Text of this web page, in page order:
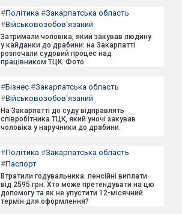
#Політика #Закарпатська область
#Військовозобов'язаний
Затримали чоловіка, який закував людину
у кайданки до драбини: на Закарпатті
розпочали судовий процес над
працівником ТЦК. Фото.
#Бізнес #Закарпатська область
#Військовозобов'язаний
На Закарпатті до суду відправлять
співробітника ТЦК, який уночі закував
чоловіка у наручники до драбини.
#Політика #Закарпатська область
#Паспорт
Втратили годувальника: пенсійні виплати
від 2595 грн. Хто може претендувати на цю
допомогу та як не упустити 12-місячний
термін для оформлення?